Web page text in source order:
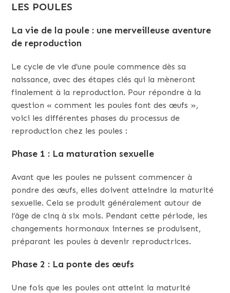
LES POULES
La vie de la poule : une merveilleuse aventure
de reproduction
Le cycle de vie d’une poule commence dès sa
naissance, avec des étapes clés qui la mèneront
finalement à la reproduction. Pour répondre à la
question « comment les poules font des œufs »,
voici les différentes phases du processus de
reproduction chez les poules :
Phase 1 : La maturation sexuelle
Avant que les poules ne puissent commencer à
pondre des œufs, elles doivent atteindre la maturité
sexuelle. Cela se produit généralement autour de
l’âge de cinq à six mois. Pendant cette période, les
changements hormonaux internes se produisent,
préparant les poules à devenir reproductrices.
Phase 2 : La ponte des œufs
Une fois que les poules ont atteint la maturité